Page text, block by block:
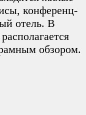
конференц-
отель. В
обзором.